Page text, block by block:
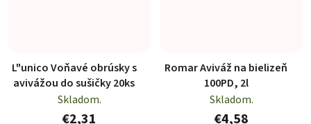
L"unico Voňavé obrúsky s
avivážou do sušičky 20ks
Skladom.
€2,31
Romar Aviváž na bielizeň
100PD, 2l
Skladom.
€4,58